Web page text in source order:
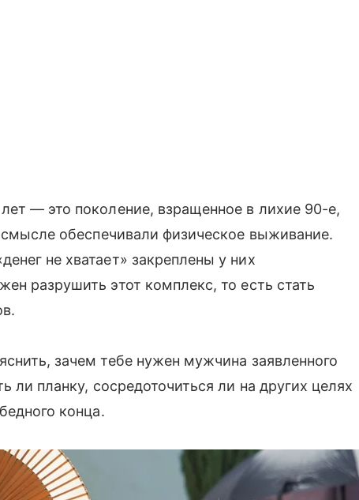
— это поколение, взращенное в лихие 90-е,
обеспечивали физическое выживание.
не хватает» закреплены у них
разрушить этот комплекс, то есть стать
зачем тебе нужен мужчина заявленного
ли планку, сосредоточиться ли на других целях
конца.